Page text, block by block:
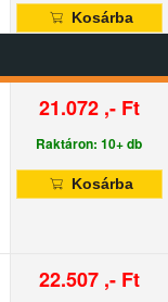
Kosárba
21.072 ,- Ft
Raktáron: 10+ db
Kosárba
22.507 ,- Ft